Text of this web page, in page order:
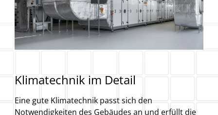
Klimatechnik im Detail
Eine gute Klimatechnik passt sich den
Notwendigkeiten des Gebäudes an und erfüllt die